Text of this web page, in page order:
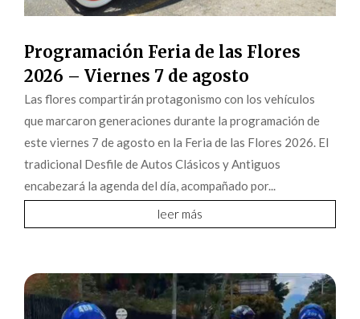
Programación Feria de las Flores
2026 – Viernes 7 de agosto
Las flores compartirán protagonismo con los vehículos
que marcaron generaciones durante la programación de
este viernes 7 de agosto en la Feria de las Flores 2026. El
tradicional Desfile de Autos Clásicos y Antiguos
encabezará la agenda del día, acompañado por...
leer más